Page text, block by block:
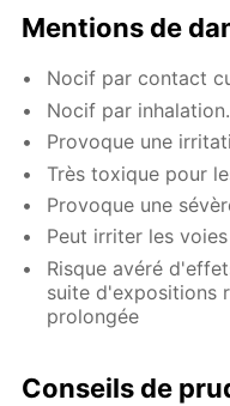
Mentions de
Nocif par contact
Nocif par inhalation.
Provoque une
Très toxique pour
Provoque une
Peut irriter les
Risque avéré
suite d'expositions
prolongée
Conseils de